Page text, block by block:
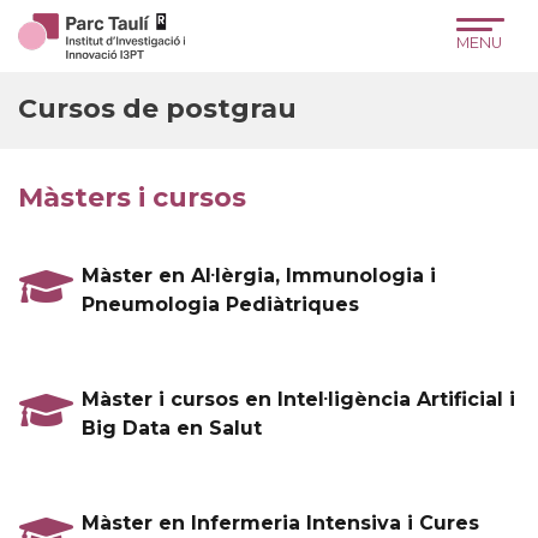
Skip
to
Content
Skip
to
navigation
Site
map
Cursos de postgrau
Màsters i cursos
Màster en Al·lèrgia, Immunologia i
Pneumologia Pediàtriques
Màster i cursos en Intel·ligència Artificial i
Big Data en Salut
Màster en Infermeria Intensiva i Cures